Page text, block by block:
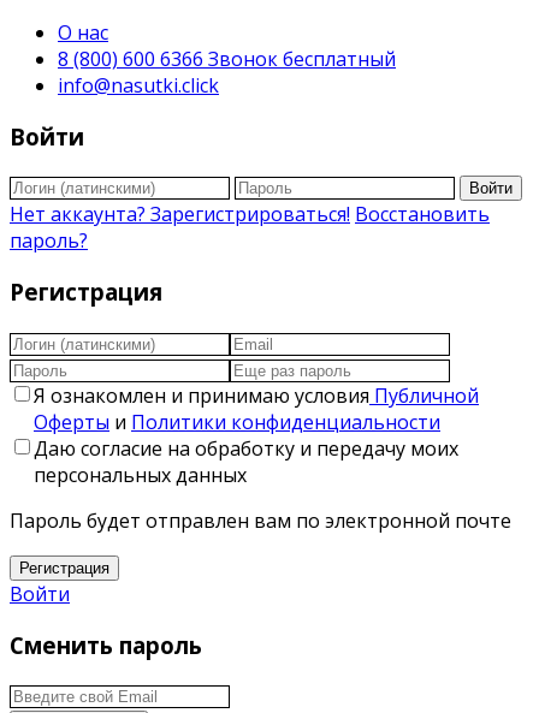
О нас
8 (800) 600 6366 Звонок бесплатный
info@nasutki.click
Войти
Войти
Нет аккаунта? Зарегистрироваться! Восстановить
пароль?
Регистрация
Я ознакомлен и принимаю условия Публичной
Оферты и Политики конфиденциальности
Даю согласие на обработку и передачу моих
персональных данных
Пароль будет отправлен вам по электронной почте
Регистрация
Войти
Сменить пароль